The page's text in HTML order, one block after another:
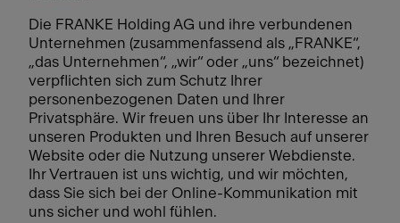
Die FRANKE Holding AG und ihre verbundenen
Unternehmen (zusammenfassend als „FRANKE“,
„das Unternehmen“, „wir“ oder „uns“ bezeichnet)
verpflichten sich zum Schutz Ihrer
personenbezogenen Daten und Ihrer
Privatsphäre. Wir freuen uns über Ihr Interesse an
unseren Produkten und Ihren Besuch auf unserer
Website oder die Nutzung unserer Webdienste.
Ihr Vertrauen ist uns wichtig, und wir möchten,
dass Sie sich bei der Online-Kommunikation mit
uns sicher und wohl fühlen.